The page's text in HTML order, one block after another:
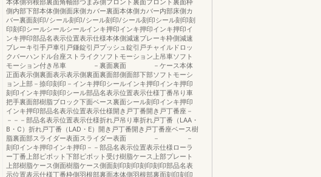
本体側羽根部裏面角軸部つまみ側フロント裏面フロント裏面枠
側内部下部本体側側面床側カバー裏面本体側カバー内部床側カ
バー裏面刻印/シール刻印/シール刻印/シール刻印シール刻印刻
印刻印シールシールシールインキ押印インキ押印インキ押印イ
ンキ押印部品名表示位置表示仕様本体側減速ブレーキ枠側減速
ブレーキ引手戸車引戸鎌錠引戸プッシュ錠引戸チャイルドロッ
クバーハンドル台座ストライクソフトモーション上吊車ソフト
モーション付き吊車 －裏面裏面 －ケース本体
正面表示側裏面表示表示側裏面裏面部側面部下部ソフトモーシ
ョン上部－捺印刻印－インキ押印シールインキ押印インキ押印
刻印インキ押印刻印シール部品名表示位置表示仕様丁番吊り車
把手裏面部樹脂ブロック下面ベース裏面シール刻印インキ押印
インキ押印部品名表示位置表示仕様開き戸丁番開き戸丁番座－
－－－部品名表示位置表示仕様折れ戸吊り車折れ戸丁番（LAA・
B・C）折れ戸丁番（LAD・E）開き戸丁番開き戸丁番座ベース樹
脂裏面部スライダー表面スライダー表面 － －
刻印インキ押印インキ押印－－部品名表示位置表示仕様ローラ
ー丁番上部ピボット下部ピボット受け樹脂ケース上部プレート
上部樹脂ケース側面樹脂ケース側面刻印刻印刻印刻印部品名表
示位置表示仕様丁番枠側羽根部裏面本体側羽根部裏面刻印刻印